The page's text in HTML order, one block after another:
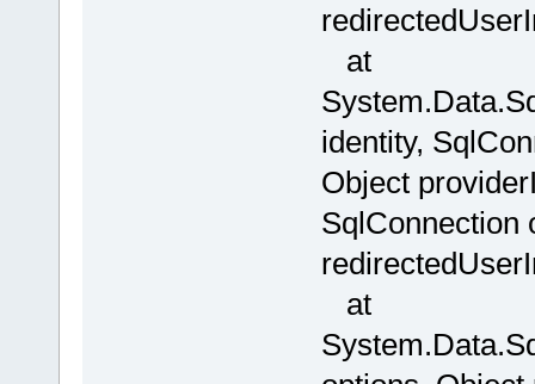
at
identity,
Object
SqlConnection
at